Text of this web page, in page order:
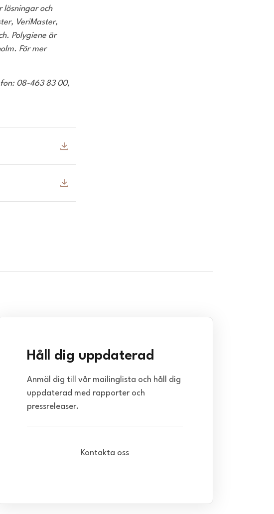
lösningar och
VeriMaster,
Polygiene är
För mer
08-463 83 00,
Håll dig uppdaterad
Anmäl dig till vår mailinglista och håll dig
uppdaterad med rapporter och
pressreleaser.
Kontakta oss